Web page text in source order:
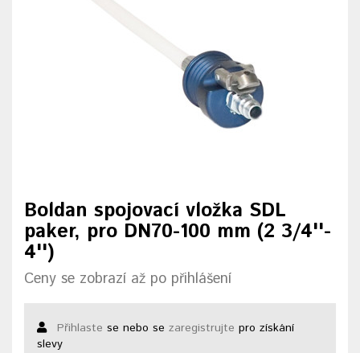
Boldan spojovací vložka SDL
paker, pro DN70-100 mm (2 3/4''-
4'')
Ceny se zobrazí až po přihlášení
Přihlaste se nebo se zaregistrujte pro získání
slevy